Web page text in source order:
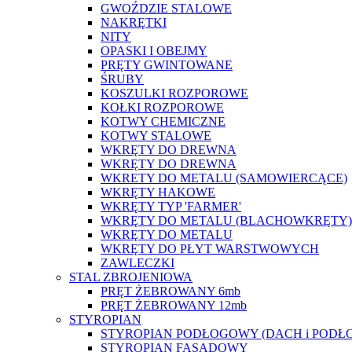
GWOŹDZIE STALOWE
NAKRĘTKI
NITY
OPASKI I OBEJMY
PRĘTY GWINTOWANE
ŚRUBY
KOSZULKI ROZPOROWE
KOŁKI ROZPOROWE
KOTWY CHEMICZNE
KOTWY STALOWE
WKRĘTY DO DREWNA
WKRĘTY DO DREWNA
WKRETY DO METALU (SAMOWIERCĄCE)
WKRĘTY HAKOWE
WKRĘTY TYP 'FARMER'
WKRĘTY DO METALU (BLACHOWKRĘTY)
WKRĘTY DO METALU
WKRĘTY DO PŁYT WARSTWOWYCH
ZAWLECZKI
STAL ZBROJENIOWA
PRĘT ŻEBROWANY 6mb
PRĘT ŻEBROWANY 12mb
STYROPIAN
STYROPIAN PODŁOGOWY (DACH i
STYROPIAN FASADOWY